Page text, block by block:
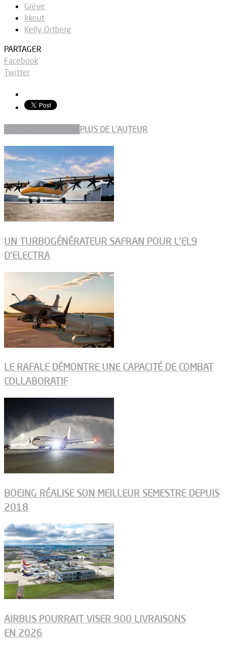
Grève
Irkout
Kelly Ortberg
PARTAGER
Facebook
Twitter
PLUS DE L'AUTEUR
UN TURBOGÉNÉRATEUR SAFRAN POUR L’EL9
D’ELECTRA
LE RAFALE DÉMONTRE UNE CAPACITÉ DE COMBAT
COLLABORATIF
BOEING RÉALISE SON MEILLEUR SEMESTRE DEPUIS
2018
AIRBUS POURRAIT VISER 900 LIVRAISONS
EN 2026